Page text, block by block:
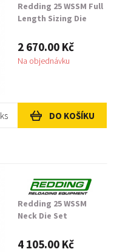
Redding 25 WSSM Full
Length Sizing Die
2 670.00 Kč
Na objednávku
ks DO KOŠÍKU
Redding 25 WSSM
Neck Die Set
4 105.00 Kč